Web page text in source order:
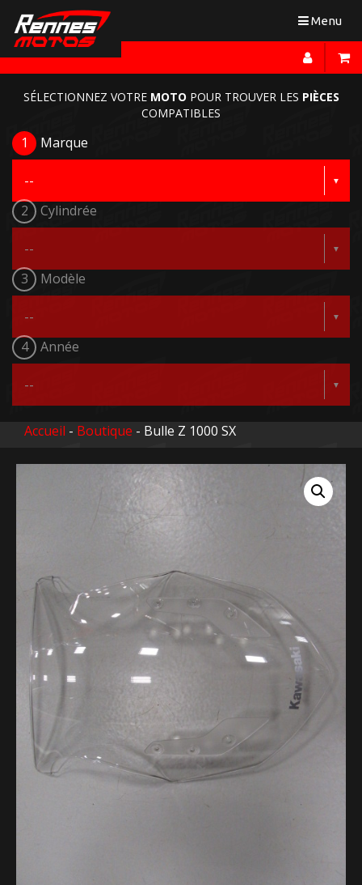
Toggle
Menu
SÉLECTIONNEZ VOTRE MOTO POUR TROUVER LES PIÈCES
COMPATIBLES
1 Marque
2 Cylindrée
3 Modèle
4 Année
Accueil - Boutique - Bulle Z 1000 SX